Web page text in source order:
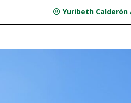
Yuribeth Calderón